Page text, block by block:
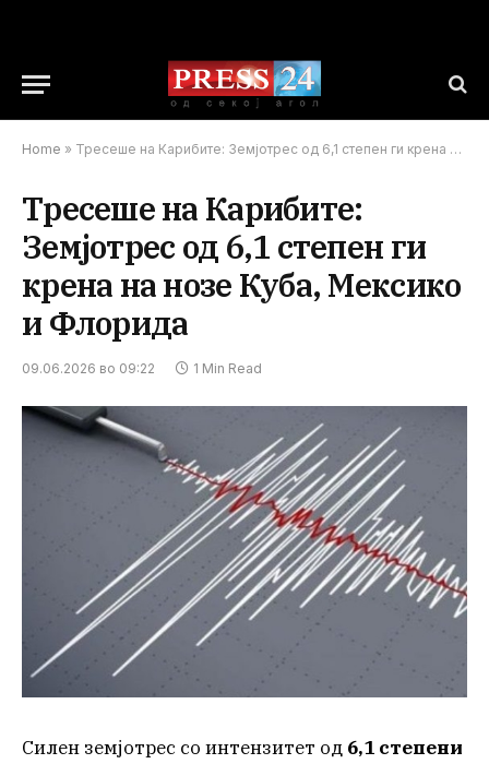
Home » Тресеше на Карибите: Земјотрес од 6,1 степен ги крена на нозе Куба, Мексико и Флорида
Тресеше на Карибите:
Земјотрес од 6,1 степен ги
крена на нозе Куба, Мексико
и Флорида
09.06.2026 во 09:22 1 Min Read
Силен земјотрес со интензитет од 6,1 степени